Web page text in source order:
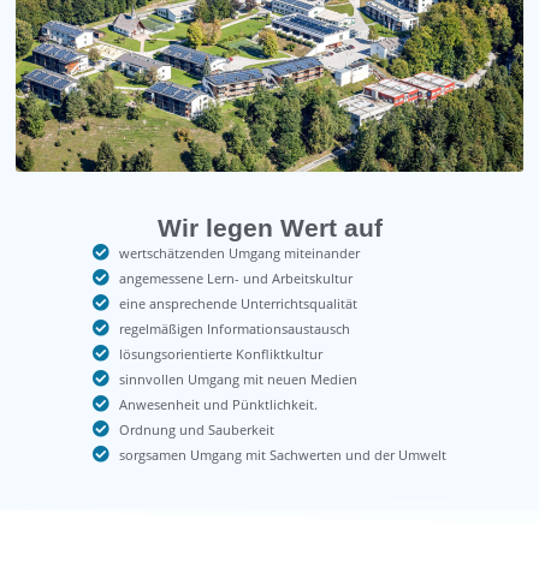
Wir legen Wert auf
wertschätzenden Umgang miteinander
angemessene Lern- und Arbeitskultur
eine ansprechende Unterrichtsqualität
regelmäßigen Informationsaustausch
lösungsorientierte Konfliktkultur
sinnvollen Umgang mit neuen Medien
Anwesenheit und Pünktlichkeit.
Ordnung und Sauberkeit
sorgsamen Umgang mit Sachwerten und der Umwelt